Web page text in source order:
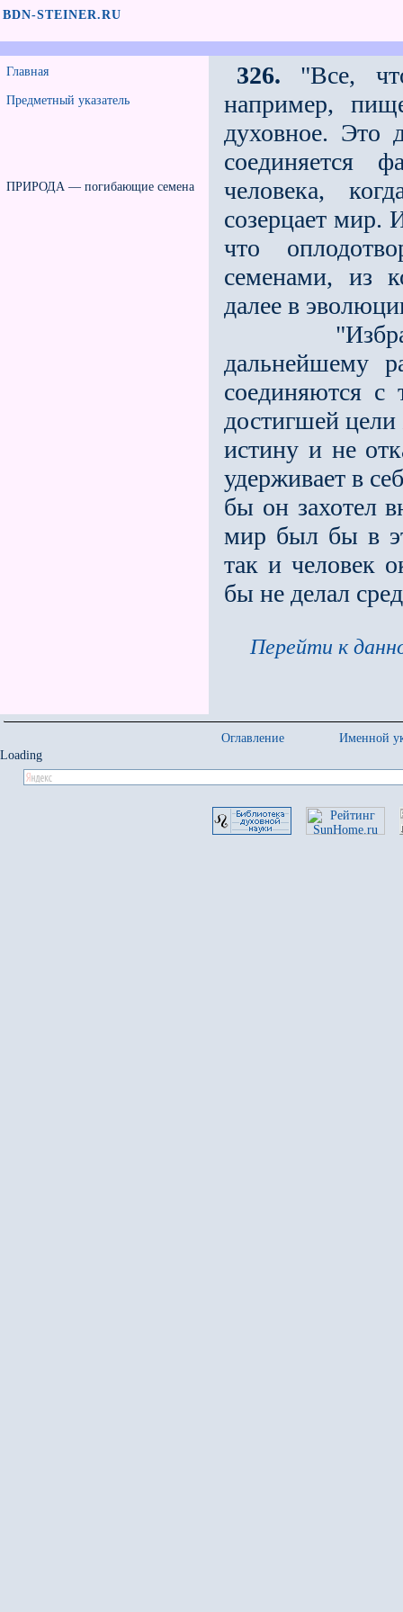
BDN-STEINER.RU
Главная
Предметный указатель
ПРИРОДА — погибающие семена
326. "Все,
например,
духовное. Это
соединяется
человека,
созерцает мир.
что
семенами, из
далее в
дальнейшему
соединя­ются
достигшей
истину и не
удерживает в
бы он захотел
мир был бы в
так и человек
бы не делал
Перейти к
Оглавление
Именной
Loading